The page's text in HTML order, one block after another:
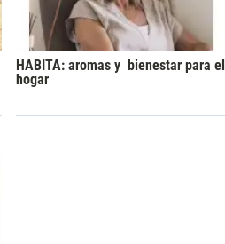
HABITA: aromas y bienestar para el
hogar